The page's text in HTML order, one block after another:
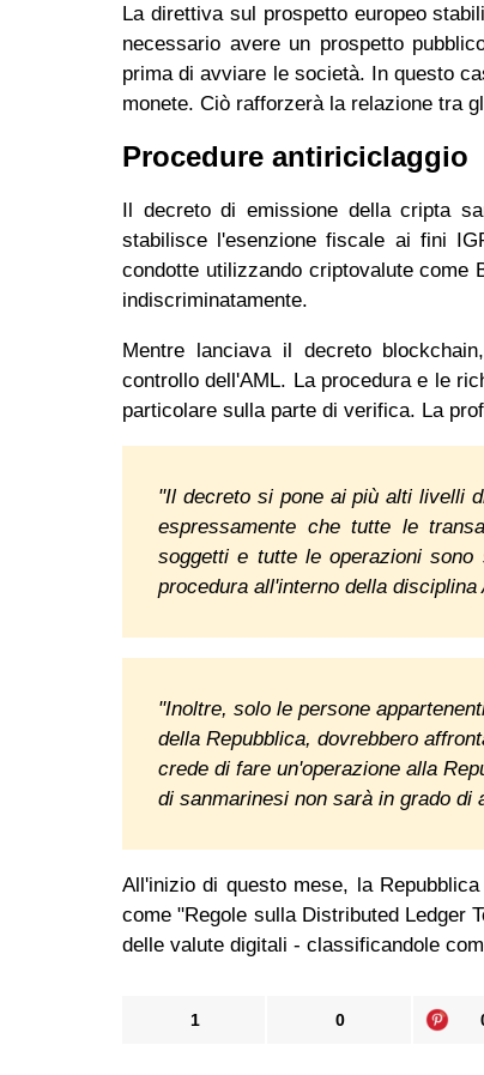
La direttiva sul prospetto europeo
necessario avere un prospetto
prima di avviare le società. In questo
monete. Ciò rafforzerà la relazione tra
Procedure antiriciclaggio
Il decreto di emissione della cripta
stabilisce l'esenzione fiscale ai fini
condotte utilizzando criptovalute
indiscriminatamente.
Mentre lanciava il decreto
controllo dell'AML. La procedura e le
particolare sulla parte di verifica. La
"Il decreto si pone ai più alti livelli
espressamente che tutte le
soggetti e tutte le operazioni
procedura all'interno della
"Inoltre, solo le persone
della Repubblica, dovrebbero
crede di fare un'operazione alla
di sanmarinesi non sarà in grado di
All'inizio di questo mese, la
come "Regole sulla Distributed Ledger
delle valute digitali - classificandole
1 0